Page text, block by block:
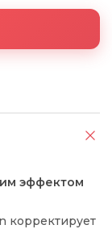
эффектом
корректирует